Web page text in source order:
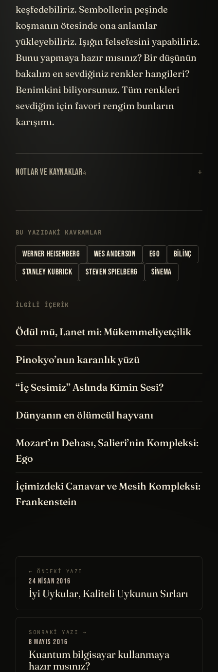
keşfedebiliriz. Sembollerin peşinde
koşmanın ötesinde ona anlamlar
yükleyebiliriz. Işığın felsefesini yapabiliriz.
Bunu yapmaya hazır mısınız? Bir düşünün
bakalım en sevdiğiniz renkler hangileri?
Benimkini biliyorsunuz. Tüm renkleri
sevdiğim için favori rengim bunların
karışımı.
NOTLAR VE KAYNAKLAR4
BU YAZIDAKI KAVRAMLAR
WERNER HEISENBERG WES ANDERSON EGO
BILINÇ
STANLEY KUBRICK
STEVEN SPIELBERG SINEMA
İLGILI IÇERIK
Ödül mü, Lanet mi: Mükemmeliyetçilik
Pinokyo’nun karanlık yüzü
“İç Sesimiz” Aslında Kimin Sesi?
Dünyanın en ölümcül hayvanı
Mozart’ın Dehası, Salieri’nin Kompleksi:
Ego
İçimizdeki Canavar ve Mesih Kompleksi:
Frankenstein
← ÖNCEKI YAZI
24 NISAN 2016
İyi Uykular, Kaliteli Uykunun Sırları
SONRAKI YAZI →
8 MAYIS 2016
Kuantum bilgisayar kullanmaya
hazır mısınız?